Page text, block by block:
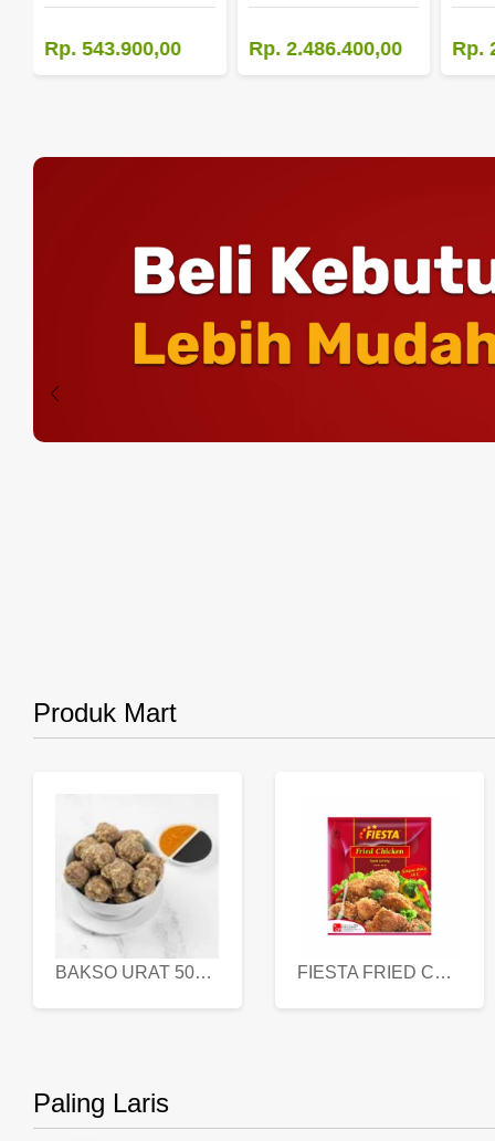
Rp. 543.900,00 Rp. 2.486.400,00 Rp.
Produk Mart
BAKSO URAT 500 GR FIESTA FRIED CHICKEN 500 GR
Paling Laris